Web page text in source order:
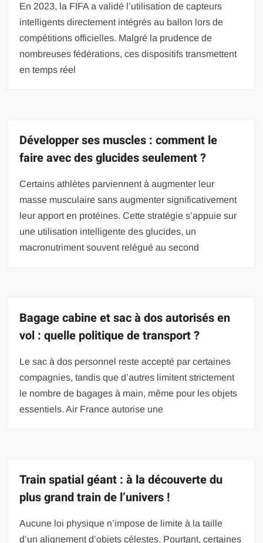
En 2023, la FIFA a validé l’utilisation de capteurs
intelligents directement intégrés au ballon lors de
compétitions officielles. Malgré la prudence de
nombreuses fédérations, ces dispositifs transmettent
en temps réel
Développer ses muscles : comment le
faire avec des glucides seulement ?
Certains athlètes parviennent à augmenter leur
masse musculaire sans augmenter significativement
leur apport en protéines. Cette stratégie s’appuie sur
une utilisation intelligente des glucides, un
macronutriment souvent relégué au second
Bagage cabine et sac à dos autorisés en
vol : quelle politique de transport ?
Le sac à dos personnel reste accepté par certaines
compagnies, tandis que d’autres limitent strictement
le nombre de bagages à main, même pour les objets
essentiels. Air France autorise une
Train spatial géant : à la découverte du
plus grand train de l’univers !
Aucune loi physique n’impose de limite à la taille
d’un alignement d’objets célestes. Pourtant, certaines